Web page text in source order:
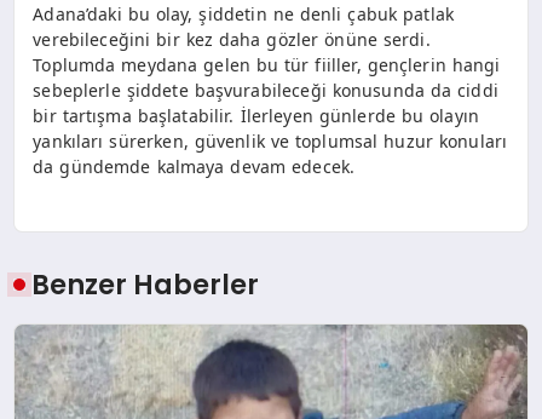
Adana’daki bu olay, şiddetin ne denli çabuk patlak
verebileceğini bir kez daha gözler önüne serdi.
Toplumda meydana gelen bu tür fiiller, gençlerin hangi
sebeplerle şiddete başvurabileceği konusunda da ciddi
bir tartışma başlatabilir. İlerleyen günlerde bu olayın
yankıları sürerken, güvenlik ve toplumsal huzur konuları
da gündemde kalmaya devam edecek.
Benzer Haberler